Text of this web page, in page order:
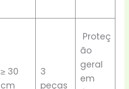
≥ 30
cm
3
peças
Proteç
ão
geral
em